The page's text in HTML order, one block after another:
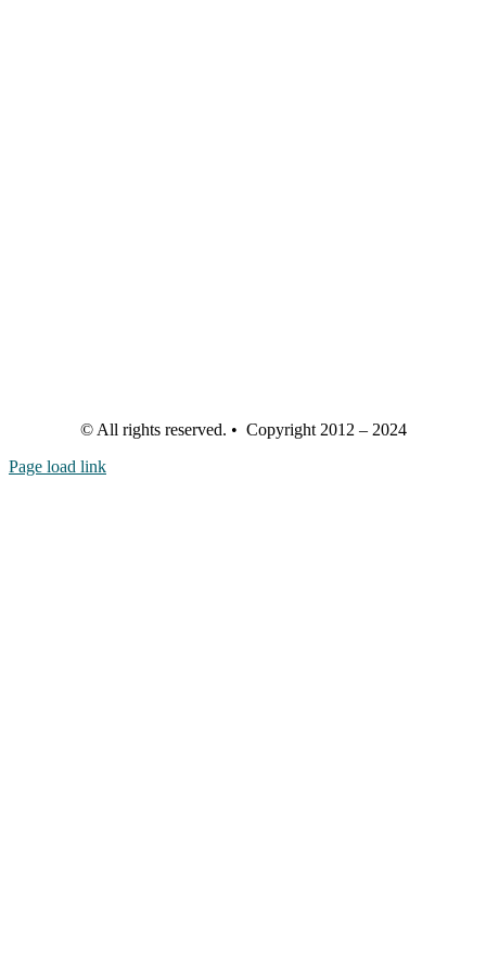
© All rights reserved. • Copyright 2012 – 2024
Page load link